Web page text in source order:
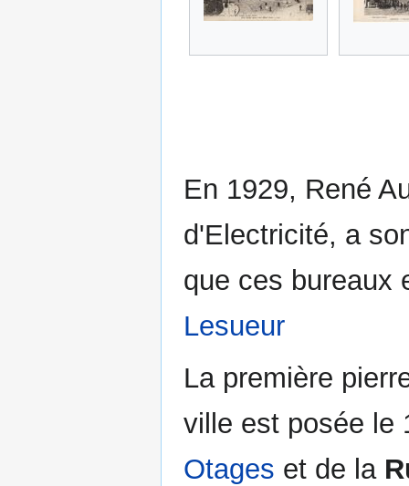
En 1929, René
d'Electricité, a
que ces bureaux
Lesueur
La première
ville est posée le
Otages et de la